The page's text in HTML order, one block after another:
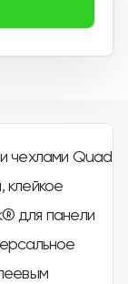
чехлами Quad
клейкое
для панели